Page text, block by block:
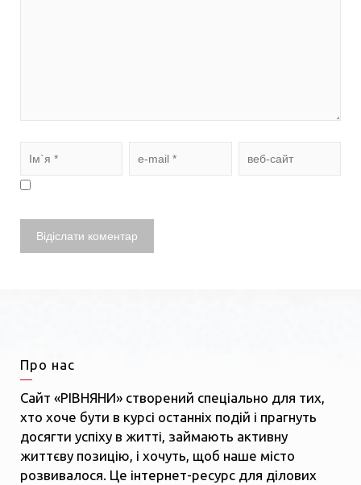
Про нас
Сайт «РІВНЯНИ» створений спеціально для тих,
хто хоче бути в курсі останніх подій і прагнуть
досягти успіху в житті, займають активну
життєву позицію, і хочуть, щоб наше місто
розвивалося. Це інтернет-ресурс для ділових